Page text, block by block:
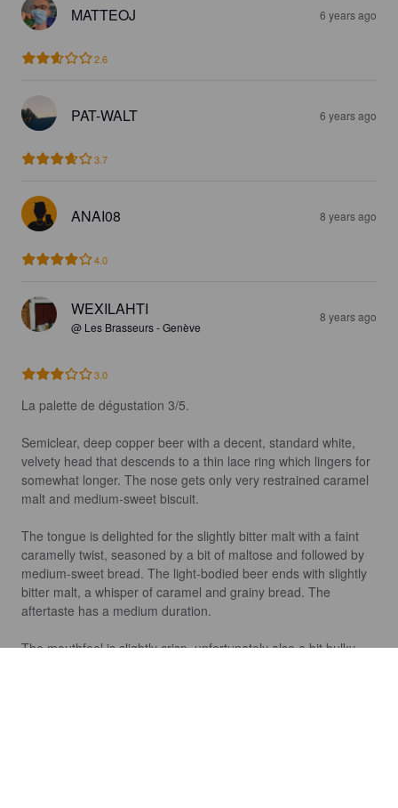
MATTEOJ 6 years ago
2.6
PAT-WALT 6 years ago
3.7
ANAI08 8 years ago
4.0
WEXILAHTI
@ Les Brasseurs - Genève
8 years ago